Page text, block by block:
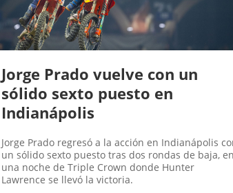
Jorge Prado vuelve con un
sólido sexto puesto en
Indianápolis
Jorge Prado regresó a la acción en Indianápolis
un sólido sexto puesto tras dos rondas de baja, en
una noche de Triple Crown donde Hunter
Lawrence se llevó la victoria.